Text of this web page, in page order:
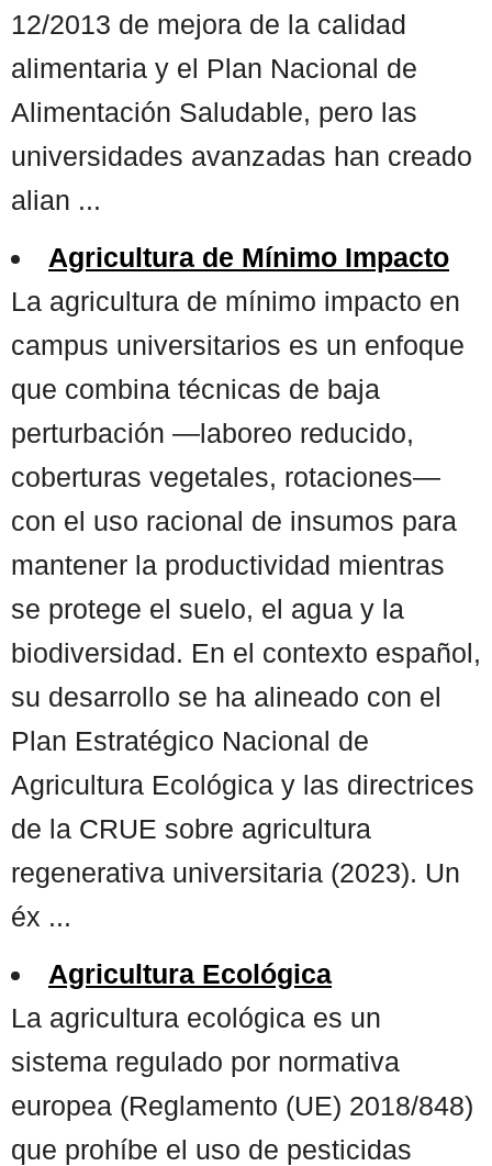
12/2013 de mejora de la calidad
alimentaria y el Plan Nacional de
Alimentación Saludable, pero las
universidades avanzadas han creado
alian ...
Agricultura de Mínimo Impacto
La agricultura de mínimo impacto en
campus universitarios es un enfoque
que combina técnicas de baja
perturbación —laboreo reducido,
coberturas vegetales, rotaciones—
con el uso racional de insumos para
mantener la productividad mientras
se protege el suelo, el agua y la
biodiversidad. En el contexto español,
su desarrollo se ha alineado con el
Plan Estratégico Nacional de
Agricultura Ecológica y las directrices
de la CRUE sobre agricultura
regenerativa universitaria (2023). Un
éx ...
Agricultura Ecológica
La agricultura ecológica es un
sistema regulado por normativa
europea (Reglamento (UE) 2018/848)
que prohíbe el uso de pesticidas